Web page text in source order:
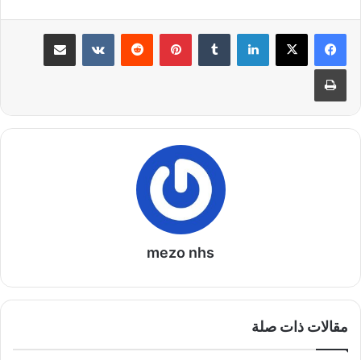
لينكدإن بينتيريست مشاركة عبر البريد
طباعة
mezo nhs
مقالات ذات صلة